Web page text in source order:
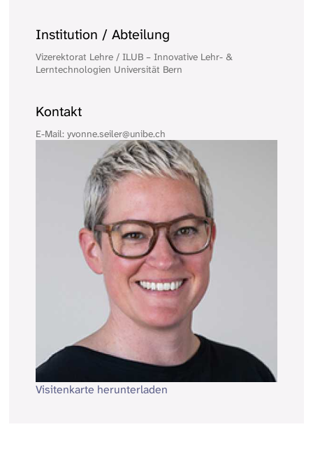
Institution / Abteilung
Vizerektorat Lehre / ILUB – Innovative Lehr- &
Lerntechnologien Universität Bern
Kontakt
E-Mail: yvonne.seiler@unibe.ch
Visitenkarte herunterladen